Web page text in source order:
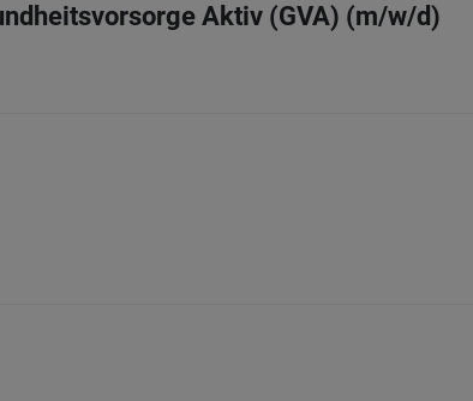
Aktiv (GVA) (m/w/d)